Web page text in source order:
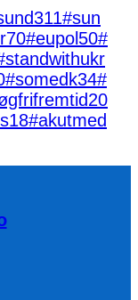
311#sun
70#eupol 50#
#somedk34#
20
18#akutmed